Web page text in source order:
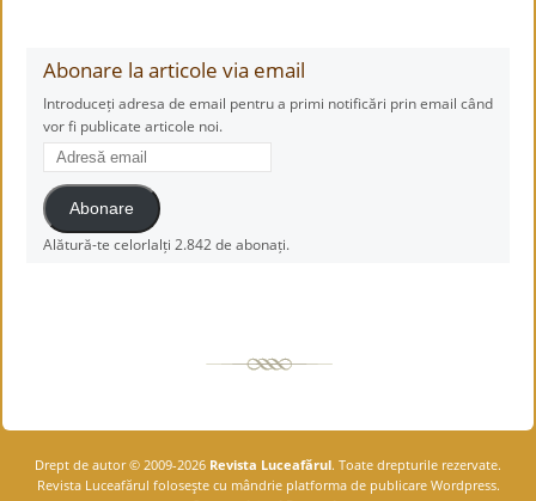
Abonare la articole via email
Introduceți adresa de email pentru a primi notificări prin email când
vor fi publicate articole noi.
Adresă
email
Abonare
Alătură-te celorlalți 2.842 de abonați.
Drept de autor © 2009-2026 Revista Luceafărul. Toate drepturile rezervate.
Revista Luceafărul foloseşte cu mândrie platforma de publicare Wordpress.